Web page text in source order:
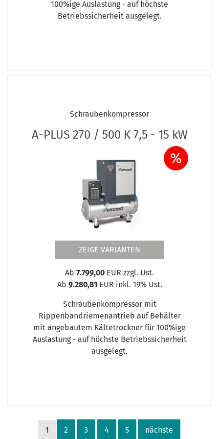
100%ige Auslastung - auf höchste
Betriebssicherheit ausgelegt.
Schraubenkompressor
A-PLUS 270 / 500 K 7,5 - 15 kW
%
ZEIGE VARIANTEN
Ab 7.799,00 EUR zzgl. Ust.
Ab 9.280,81 EUR inkl. 19% Ust.
Schraubenkompressor mit
Rippenbandriemenantrieb auf Behälter
mit angebautem Kältetrockner für 100%ige
Auslastung - auf höchste Betriebssicherheit
ausgelegt.
1 2 3 4 5 nächste